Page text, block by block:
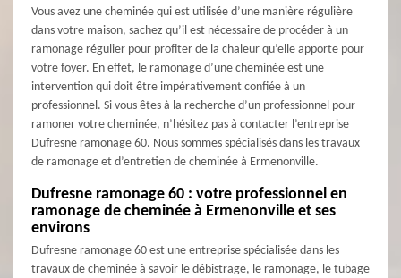
Vous avez une cheminée qui est utilisée d’une manière régulière
dans votre maison, sachez qu’il est nécessaire de procéder à un
ramonage régulier pour profiter de la chaleur qu’elle apporte pour
votre foyer. En effet, le ramonage d’une cheminée est une
intervention qui doit être impérativement confiée à un
professionnel. Si vous êtes à la recherche d’un professionnel pour
ramoner votre cheminée, n’hésitez pas à contacter l’entreprise
Dufresne ramonage 60. Nous sommes spécialisés dans les travaux
de ramonage et d’entretien de cheminée à Ermenonville.
Dufresne ramonage 60 : votre professionnel en
ramonage de cheminée à Ermenonville et ses
environs
Dufresne ramonage 60 est une entreprise spécialisée dans les
travaux de cheminée à savoir le débistrage, le ramonage, le tubage